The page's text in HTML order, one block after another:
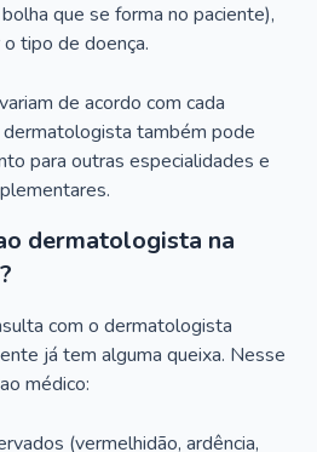
que se forma no paciente),
tipo de doença.
de acordo com cada
também pode
para outras especialidades e
dermatologista na
com o dermatologista
já tem alguma queixa. Nesse
médico:
(vermelhidão, ardência,